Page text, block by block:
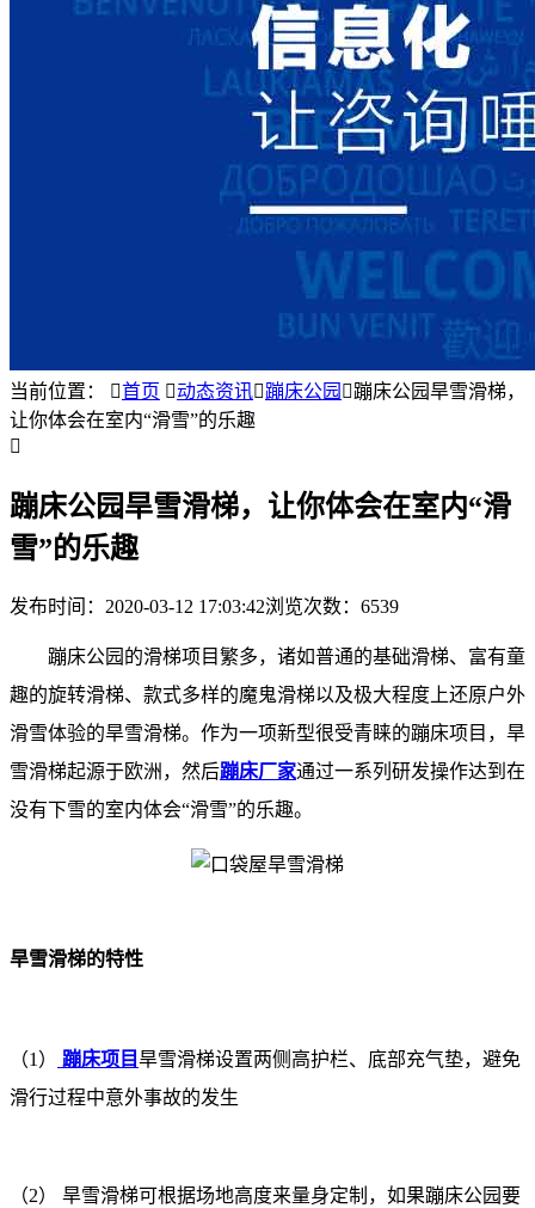
当前位置： 首页 动态资讯蹦床公园 蹦床公园旱雪滑梯，
让你体会在室内“滑雪”的乐趣

蹦床公园旱雪滑梯，让你体会在室内“滑
雪”的乐趣
发布时间： 2020-03-12 17:03:42浏览次数：6539
蹦床公园的滑梯项目繁多，诸如普通的基础滑梯、富有童
趣的旋转滑梯、款式多样的魔鬼滑梯以及极大程度上还原户外
滑雪体验的旱雪滑梯。作为一项新型很受青睐的蹦床项目 ，旱
雪滑梯起源于欧洲，然后蹦床厂家通过一系列研发操作达到在
没有下雪的室内体会“滑雪”的乐趣。
旱雪滑梯的特性
（1） 蹦床项目旱雪滑梯设置两侧高护栏、底部充气垫，避免
滑行过程中意外事故的发生
（2） 旱雪滑梯可根据场地高度来量身定制，如果蹦床公园要